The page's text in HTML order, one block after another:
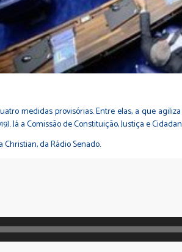
medidas provisórias. Entre elas, a que
). Já a Comissão de Constituição, Justiça e
da Rádio Senado.